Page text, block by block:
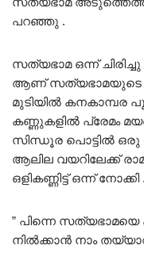
പറഞ്ഞു .
സത്യഭാമ ഒന്ന്
ആണ് സത്യഭാമയുടെ
മുടിയിൽ കനകാമ്പര പൂ
കണ്ണുകളിൽ പ്രേമം
സിന്ധൂര പൊട്ടിൽ
ആലില വയറിലേക്ക്
ഒളികണ്ണിട്ട് ഒന്ന് നോക്കി .
” പിന്നെ
നിൽക്കാൻ നാം